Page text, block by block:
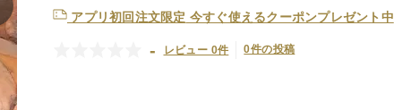
アプリ初回注文限定 今すぐ使えるクーポンプレゼント中
- レビュー 0件 0件の投稿